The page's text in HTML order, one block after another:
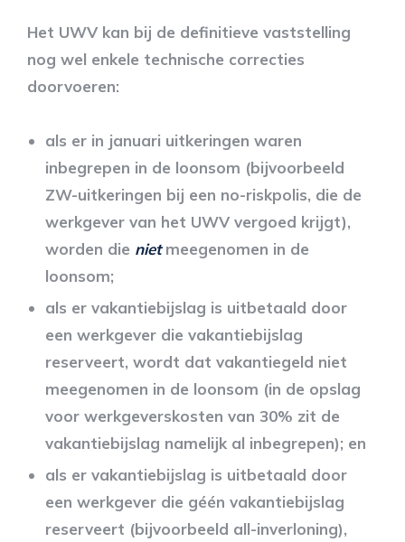
Het UWV kan bij de definitieve vaststelling
nog wel enkele technische correcties
doorvoeren:
als er in januari uitkeringen waren
inbegrepen in de loonsom (bijvoorbeeld
ZW-uitkeringen bij een no-riskpolis, die de
werkgever van het UWV vergoed krijgt),
worden die nietmeegenomen in de
loonsom;
als er vakantiebijslag is uitbetaald door
een werkgever die vakantiebijslag
reserveert, wordt dat vakantiegeld niet
meegenomen in de loonsom (in de opslag
voor werkgeverskosten van 30% zit de
vakantiebijslag namelijk al inbegrepen); en
als er vakantiebijslag is uitbetaald door
een werkgever die géén vakantiebijslag
reserveert (bijvoorbeeld all-inverloning),